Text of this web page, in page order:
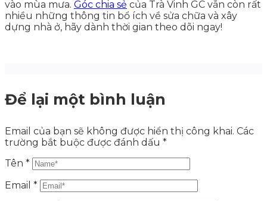
vào mùa mưa. Góc chia sẻ của Trà Vinh GC vẫn còn rất
nhiều những thông tin bổ ích về sửa chữa và xây
dựng nhà ở, hãy dành thời gian theo dõi ngay!
Để lại một bình luận
Email của bạn sẽ không được hiển thị công khai. Các
trường bắt buộc được đánh dấu *
Tên *
Email *